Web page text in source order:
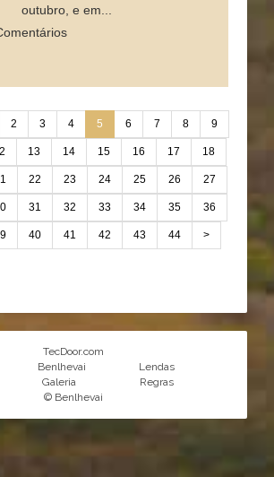
outubro, e em...
2 3 4 5 6 7 8 9
13 14 15 16 17 18
22 23 24 25 26 27
31 32 33 34 35 36
40 41 42 43 44 >
TecDoor.com
Benlhevai
Lendas
Galeria
Regras
© Benlhevai